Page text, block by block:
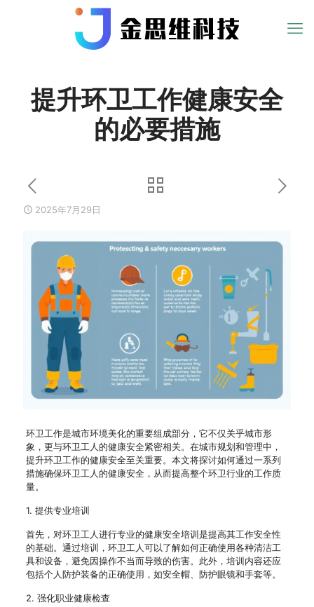
提升环卫工作健康安全
的必要措施
2025年7月29日
环卫工作是城市环境美化的重要组成部分，它不仅关乎城市形
象，更与环卫工人的健康安全紧密相关。在城市规划和管理中，
提升环卫工作的健康安全至关重要。本文将探讨如何通过一系列
措施确保环卫工人的健康安全，从而提高整个环卫行业的工作质
量。
1. 提供专业培训
首先，对环卫工人进行专业的健康安全培训是提高其工作安全性
的基础。通过培训，环卫工人可以了解如何正确使用各种清洁工
具和设备，避免因操作不当而导致的伤害。此外，培训内容还应
包括个人防护装备的正确使用，如安全帽、防护眼镜和手套等。
2. 强化职业健康检查